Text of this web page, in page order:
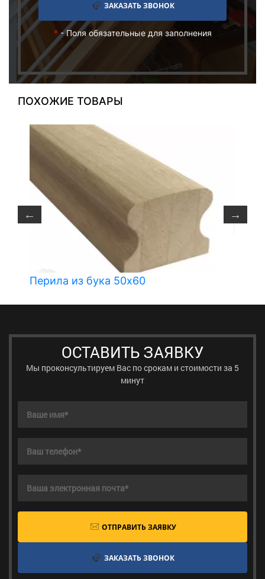
ЗАКАЗАТЬ ЗВОНОК
*- Поля обязательные для заполнения
ПОХОЖИЕ ТОВАРЫ
Перила из бука 50х60
ОСТАВИТЬ ЗАЯВКУ
Мы проконсультируем Вас по срокам и стоимости за 5
минут
ОТПРАВИТЬ ЗАЯВКУ
ЗАКАЗАТЬ ЗВОНОК